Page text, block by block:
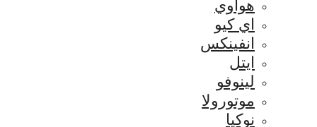
هواوي
اي كيو
انفينكس
ايتل
لينوفو
موتورولا
نوكيا